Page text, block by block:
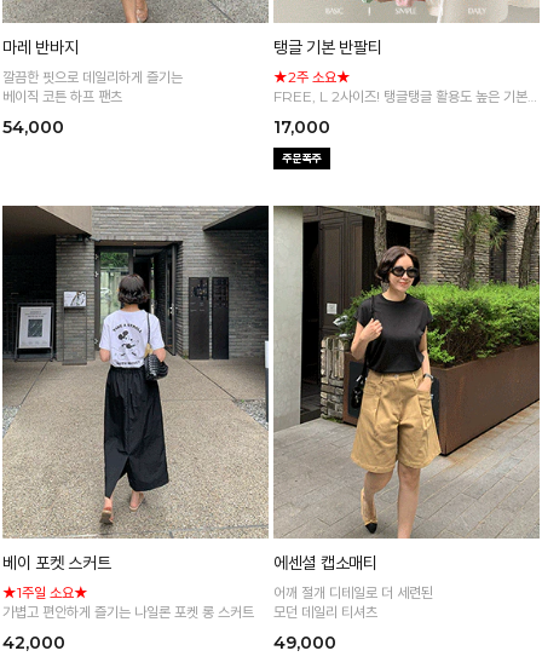
마레 반바지
깔끔한 핏으로 데일리하게 즐기는
베이직 코튼 하프 팬츠
54,000
탱글 기본 반팔티
★2주 소요★
FREE, L 2사이즈! 탱글탱글 활용도 높은 기본
17,000
베이 포켓 스커트
★1주일 소요★
가볍고 편안하게 즐기는 나일론 포켓 롱 스커트
42,000
에센셜 캡소매티
어깨 절개 디테일로 더 세련된
모던 데일리 티셔츠
49,000